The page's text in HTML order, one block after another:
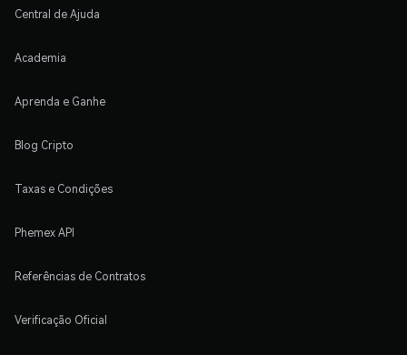
Central de Ajuda
Academia
Aprenda e Ganhe
Blog Cripto
Taxas e Condições
Phemex API
Referências de Contratos
Verificação Oficial